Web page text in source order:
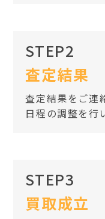
STEP2
査定結果
査定結果をご連
日程の調整を行
STEP3
買取成立